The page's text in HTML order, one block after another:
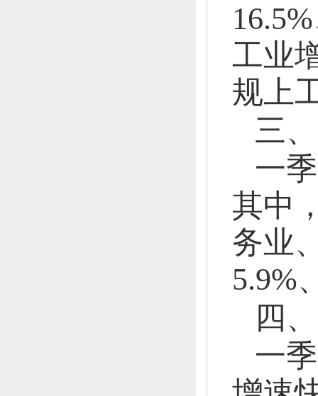
工业
规上
三、
一
其中
务业
5.9%
四、
一